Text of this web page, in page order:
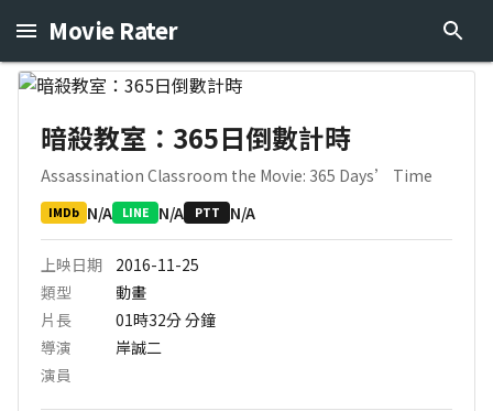
Movie Rater
暗殺教室：365日倒數計時
Assassination Classroom the Movie: 365 Days’ Time
IMDb N/A LINE N/A PTT N/A
上映日期
2016-11-25
類型
動畫
片長
01時32分分鐘
導演
岸誠二
演員